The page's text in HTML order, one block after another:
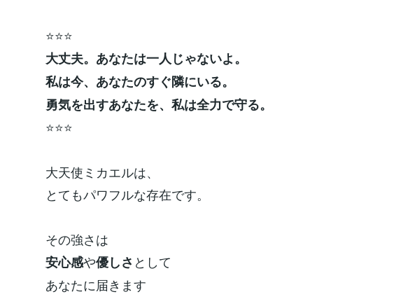
⭐️⭐️⭐️
大丈夫。あなたは一人じゃないよ。
私は今、あなたのすぐ隣にいる。
勇気を出すあなたを、私は全力で守る。
⭐️⭐️⭐️
大天使ミカエルは、
とてもパワフルな存在です。
その強さは
安心感や優しさ として
あなたに届きます